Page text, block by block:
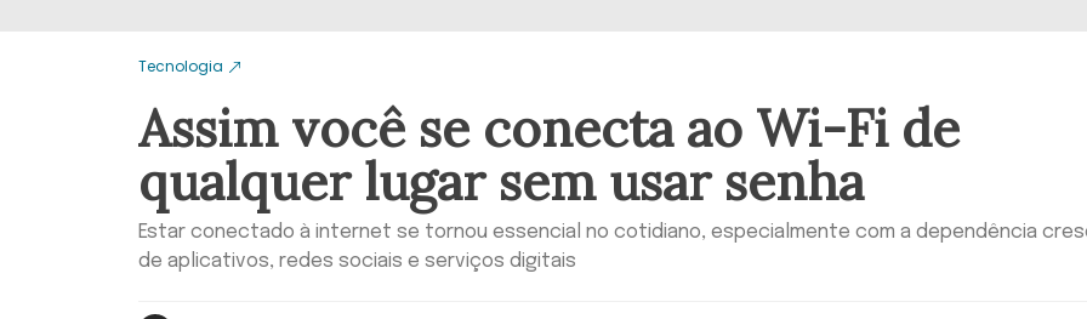
Tecnologia
Assim você se conecta ao Wi-Fi de
qualquer lugar sem usar senha
Estar conectado à internet se tornou essencial no cotidiano, especialmente com a dependência
de aplicativos, redes sociais e serviços digitais